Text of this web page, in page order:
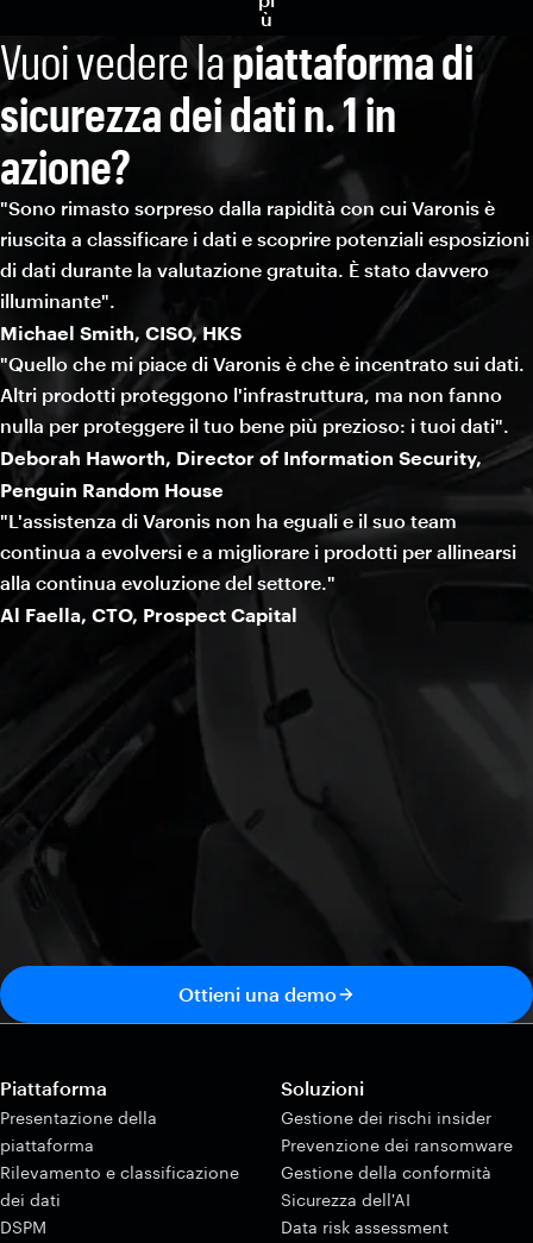
ù
Vuoi vedere lapiattaforma di
sicurezza dei dati n. 1 in
azione?
"Sono rimasto sorpreso dalla rapidità con cui Varonis è
riuscita a classificare i dati e scoprire potenziali esposizioni
di dati durante la valutazione gratuita. È stato davvero
illuminante".
Michael Smith, CISO, HKS
"Quello che mi piace di Varonis è che è incentrato sui dati.
Altri prodotti proteggono l'infrastruttura, ma non fanno
nulla per proteggere il tuo bene più prezioso: i tuoi dati".
Deborah Haworth, Director of Information Security,
Penguin Random House
"L'assistenza di Varonis non ha eguali e il suo team
continua a evolversi e a migliorare i prodotti per allinearsi
alla continua evoluzione del settore."
Al Faella, CTO, Prospect Capital
Ottieni una demo
Piattaforma
Presentazione della
piattaforma
Rilevamento e classificazione
dei dati
DSPM
Soluzioni
Gestione dei rischi insider
Prevenzione dei ransomware
Gestione della conformità
Sicurezza dell'AI
Data risk assessment